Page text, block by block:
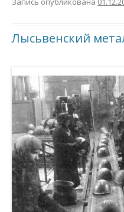
Лысьвенский